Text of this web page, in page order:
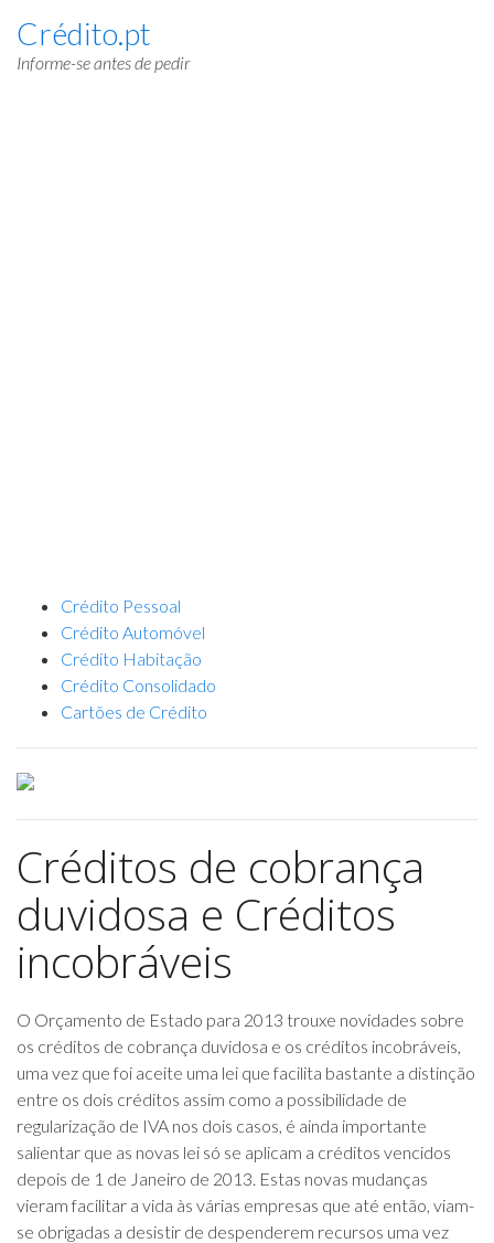
Crédito.pt
Informe-se antes de pedir
Crédito Pessoal
Crédito Automóvel
Crédito Habitação
Crédito Consolidado
Cartões de Crédito
Créditos de cobrança
duvidosa e Créditos
incobráveis
O Orçamento de Estado para 2013 trouxe novidades sobre
os créditos de cobrança duvidosa e os créditos incobráveis,
uma vez que foi aceite uma lei que facilita bastante a distinção
entre os dois créditos assim como a possibilidade de
regularização de IVA nos dois casos, é ainda importante
salientar que as novas lei só se aplicam a créditos vencidos
depois de 1 de Janeiro de 2013. Estas novas mudanças
vieram facilitar a vida às várias empresas que até então, viam-
se obrigadas a desistir de despenderem recursos uma vez